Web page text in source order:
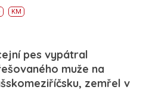
KM
pes vypátral
muže na
zemřel v